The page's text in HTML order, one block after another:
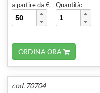
a partire da € Quantità:
ORDINA ORA
cod. 70704